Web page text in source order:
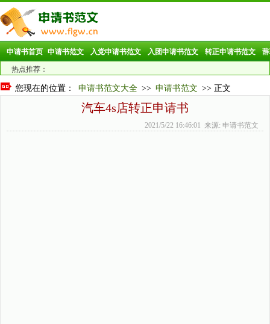
申请书首页 申请书范文 入党申请书范文 入团申请书范文 转正申请书范文
热点推荐：
您现在的位置： 申请书范文大全 >> 申请书范文 >> 正文
汽车4s店转正申请书
2021/5/22 16:46:01 来源: 申请书范文